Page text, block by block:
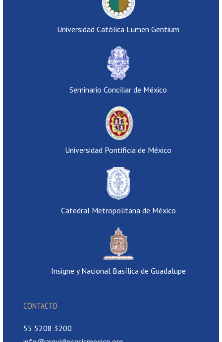
Universidad Católica Lumen Gentium
Seminario Conciliar de México
Universidad Pontificia de México
Catedral Metropolitana de México
Insigne y Nacional Basílica de Guadalupe
CONTACTO
55 5208 3200